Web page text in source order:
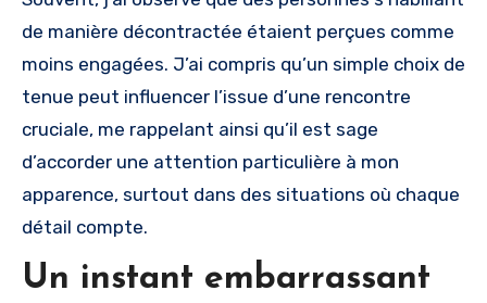
de manière décontractée étaient perçues comme
moins engagées. J’ai compris qu’un simple choix de
tenue peut influencer l’issue d’une rencontre
cruciale, me rappelant ainsi qu’il est sage
d’accorder une attention particulière à mon
apparence, surtout dans des situations où chaque
détail compte.
Un instant embarrassant